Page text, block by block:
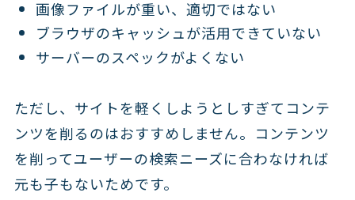
画像ファイルが重い、適切ではない
ブラウザのキャッシュが活用できていない
サーバーのスペックがよくない
ただし、サイトを軽くしようとしすぎてコンテ
ンツを削るのはおすすめしません。コンテンツ
を削ってユーザーの検索ニーズに合わなければ
元も子もないためです。